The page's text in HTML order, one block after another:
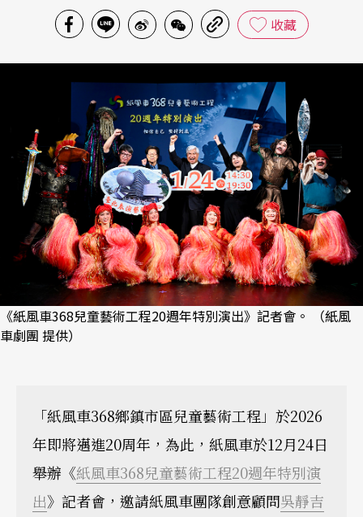
收藏
《紙風車368兒童藝術工程20週年特別演出》記者會。 （紙風
車劇團 提供）
「紙風車368鄉鎮市區兒童藝術工程」於2026
年即將邁進20周年，為此，紙風車於12月24日
舉辦《紙風車368兒童藝術工程20週年特別演
出》記者會，邀請紙風車團隊創意顧問吳靜吉